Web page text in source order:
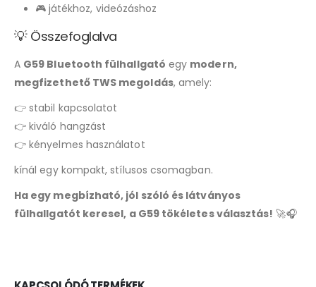
🎮 játékhoz, videózáshoz
💡 Összefoglalva
A G59 Bluetooth fülhallgató egy modern,
megfizethető TWS megoldás, amely:
👉 stabil kapcsolatot
👉 kiváló hangzást
👉 kényelmes használatot
kínál egy kompakt, stílusos csomagban.
Ha egy megbízható, jól szóló és látványos
fülhallgatót keresel, a G59 tökéletes választás! 🚀🎧